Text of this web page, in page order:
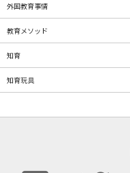
外国教育事情
教育メソッド
知育
知育玩具